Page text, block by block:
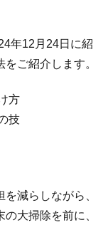
年12月24日に紹
ご紹介します。
方
技
減らしながら、
大掃除を前に、